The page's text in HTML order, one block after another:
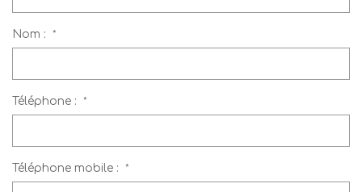
Nom : *
Téléphone : *
Téléphone mobile : *